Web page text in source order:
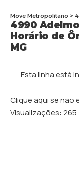
4990
Horário de
MG
Move Metropolitano >
Esta linha está
Clique aqui se
Visualizações: 265